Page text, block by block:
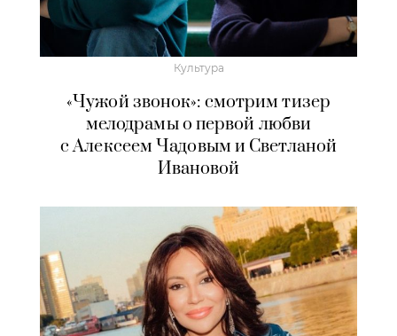
Культура
«Чужой звонок»: смотрим тизер
мелодрамы о первой любви
с Алексеем Чадовым и Светланой
Ивановой